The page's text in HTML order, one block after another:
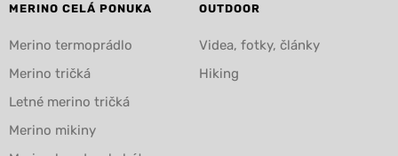
MERINO CELÁ PONUKA
Merino termoprádlo
Merino tričká
Letné merino tričká
Merino mikiny
OUTDOOR
Videa, fotky, články
Hiking